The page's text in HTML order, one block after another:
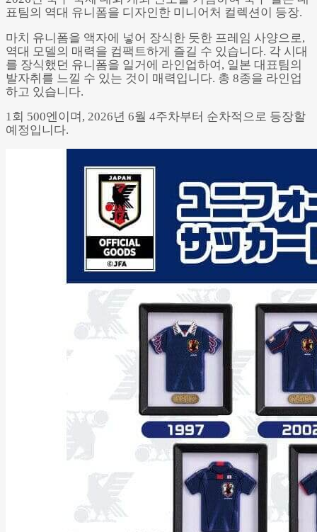
Powered by GliaStudios
표팀의 역대 유니폼을 디자인한 미니어처 컬렉션이 등장.
마치 유니폼을 액자에 넣어 장식한 듯한 프레임 사양으로,
역대 모델의 매력을 컴팩트하게 즐길 수 있습니다. 각 시대
를 장식했던 유니폼을 일거에 라인업하여, 일본 대표팀의
발자취를 느낄 수 있는 것이 매력입니다. 총 8종을 라인업
하고 있습니다.
1회 500엔이며, 2026년 6월 4주차부터 순차적으로 등장할
예정입니다.